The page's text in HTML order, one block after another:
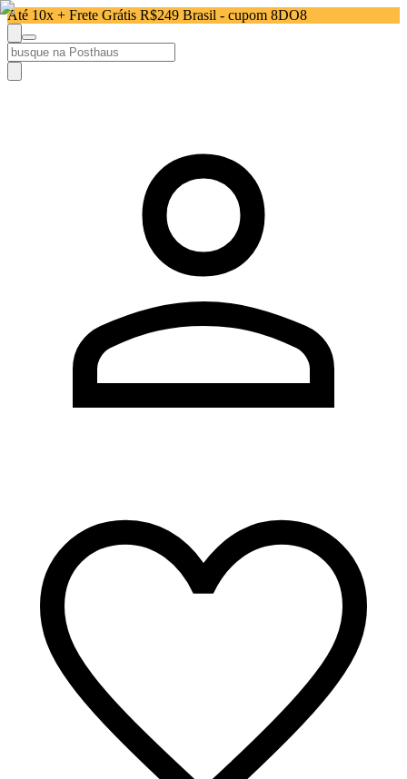
Até 10x + Frete Grátis R$249 Brasil - cupom 8DO8